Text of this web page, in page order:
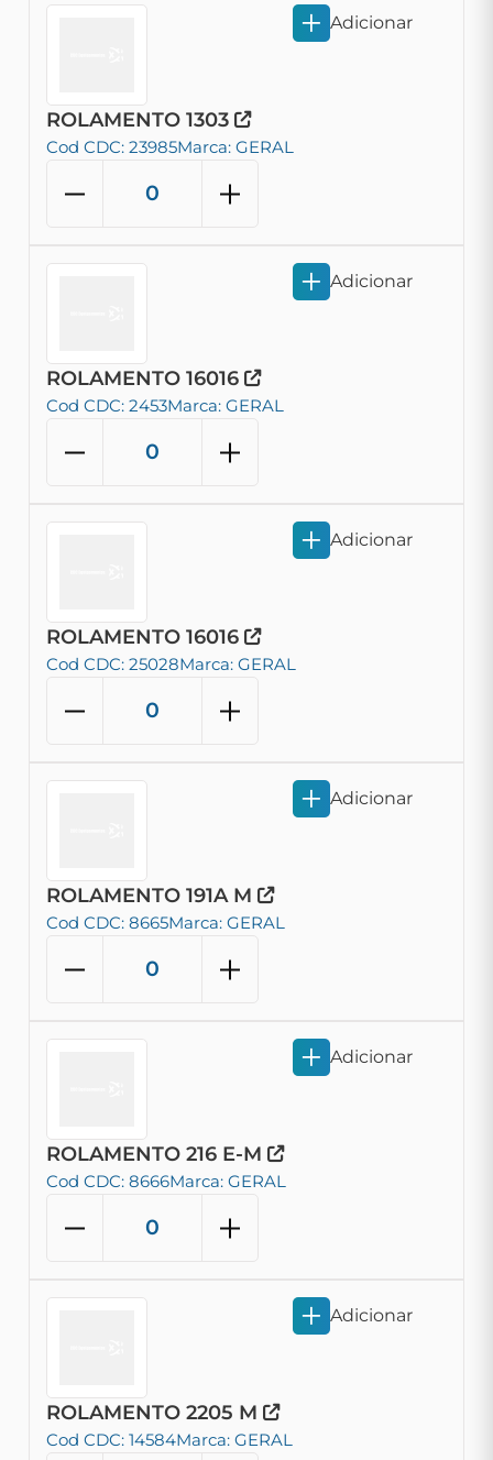
ROLAMENTO 1303
Cod CDC: 23985Marca: GERAL
Adicionar
ROLAMENTO 16016
Cod CDC: 2453Marca: GERAL
Adicionar
ROLAMENTO 16016
Cod CDC: 25028Marca: GERAL
Adicionar
ROLAMENTO 191A M
Cod CDC: 8665Marca: GERAL
Adicionar
ROLAMENTO 216 E-M
Cod CDC: 8666Marca: GERAL
Adicionar
ROLAMENTO 2205 M
Cod CDC: 14584Marca: GERAL
Adicionar